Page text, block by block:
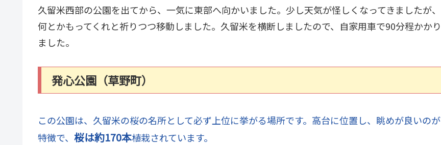
久留米西部の公園を出てから、一気に東部へ向かいました。少し天気が怪しくなってきましたが、
何とかもってくれと祈りつつ移動しました。久留米を横断しましたので、自家用車で90分程かかり
ました。
発心公園（草野町）
この公園は、久留米の桜の名所として必ず上位に挙がる場所です。高台に位置し、眺めが良いのが
特徴で、 桜は約170本植栽されています。